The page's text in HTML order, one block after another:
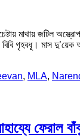
মাথায় জটিল
বিবি গৃহবধূ। মাস
, MLA,
ফেরাল